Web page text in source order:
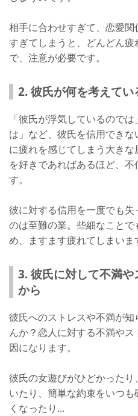
相手に合わせすぎて、恋愛
すぎてしまうと、どんどん
で、注意が必要です。
2. 彼氏が何を考えて
「彼氏が浮気しているので
は」など、彼氏を信用でき
に疲れを感じてしまう大き
を好きであればあるほど、
す。
彼に対する信用を一度でも
のは至難の業。些細なこと
め、ますます疲れてしまいま
3. 彼氏に対して不満
から
彼氏へのストレスや不満が
んか？恋人に対する不満や
因になります。
彼氏の女遊びがひどかった
いたり、簡単な約束をいつ
くなったり...